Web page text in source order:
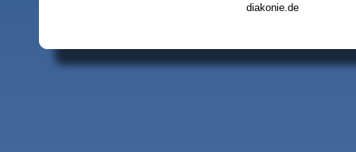
diakonie.de